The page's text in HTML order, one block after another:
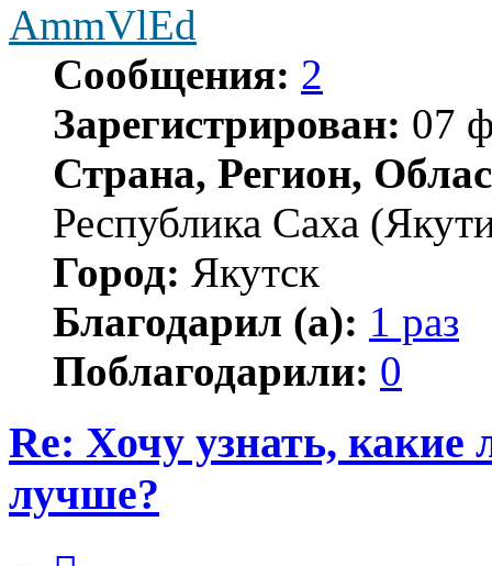
AmmVlEd
Сообщения: 2
Зарегистрирован: 07
Страна, Регион,
Республика Саха
Город: Якутск
Благодарил (а): 1 раз
Поблагодарили: 0
Re: Хочу узнать,
лучше?